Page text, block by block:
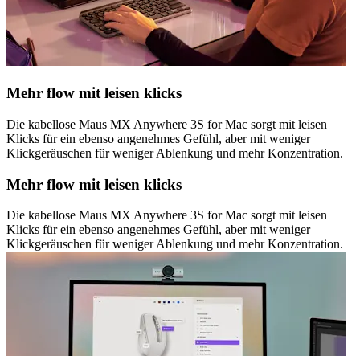
Mehr flow mit leisen klicks
Die kabellose Maus MX Anywhere 3S for Mac sorgt mit leisen
Klicks für ein ebenso angenehmes Gefühl, aber mit weniger
Klickgeräuschen für weniger Ablenkung und mehr Konzentration.
Mehr flow mit leisen klicks
Die kabellose Maus MX Anywhere 3S for Mac sorgt mit leisen
Klicks für ein ebenso angenehmes Gefühl, aber mit weniger
Klickgeräuschen für weniger Ablenkung und mehr Konzentration.